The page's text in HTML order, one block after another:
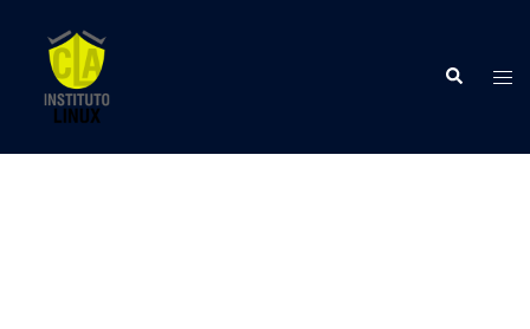
contenido
Buscar